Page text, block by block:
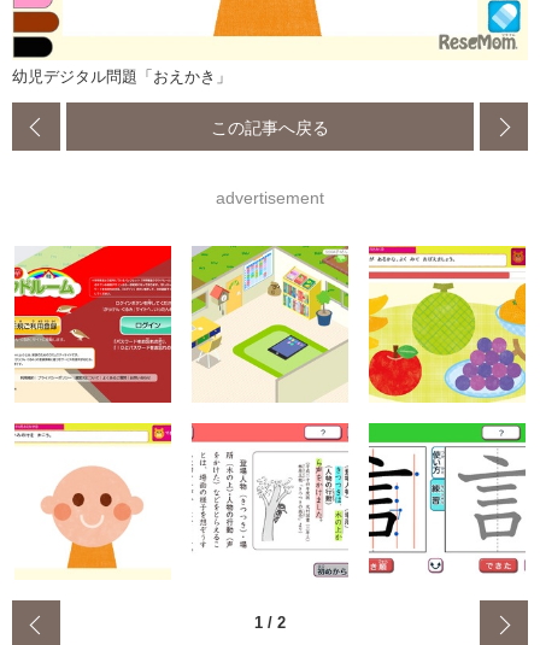
幼児デジタル問題「おえかき」
この記事へ戻る
advertisement
1 / 2